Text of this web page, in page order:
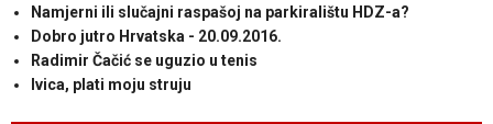
Namjerni ili slučajni raspašoj na parkiralištu HDZ-a?
Dobro jutro Hrvatska - 20.09.2016.
Radimir Čačić se uguzio u tenis
Ivica, plati moju struju